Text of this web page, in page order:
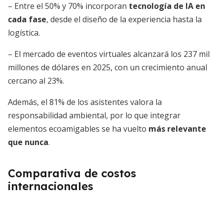
– Entre el 50% y 70% incorporan tecnología de IA en
cada fase, desde el diseño de la experiencia hasta la
logística.
– El mercado de eventos virtuales alcanzará los 237 mil
millones de dólares en 2025, con un crecimiento anual
cercano al 23%.
Además, el 81% de los asistentes valora la
responsabilidad ambiental, por lo que integrar
elementos ecoamigables se ha vuelto más relevante
que nunca.
Comparativa de costos
internacionales